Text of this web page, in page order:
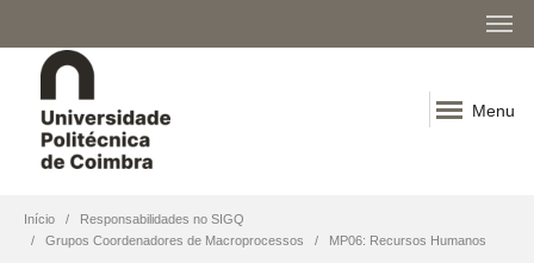
Menu
Início
Responsabilidades no SIGQ
Grupos Coordenadores de Macroprocessos
MP06: Recursos Humanos